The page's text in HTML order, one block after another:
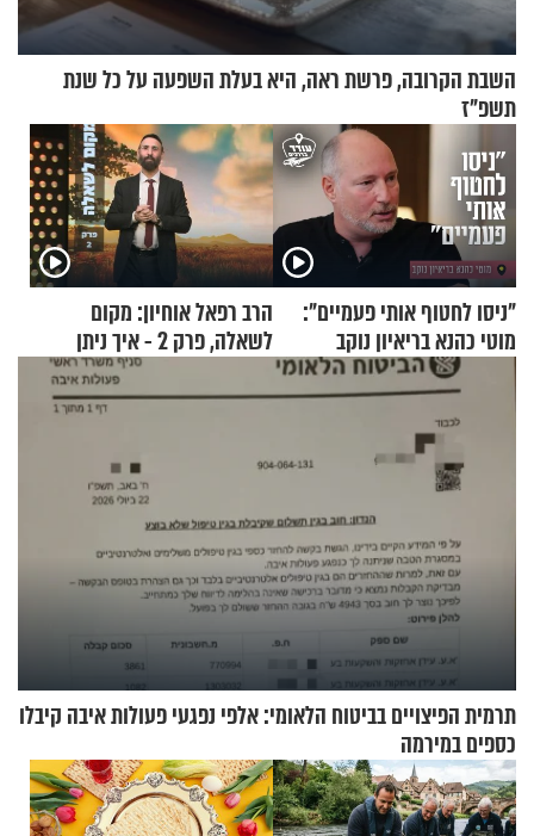
השבת הקרובה, פרשת ראה, היא בעלת השפעה על כל שנת
תשפ"ז
"ניסו לחטוף אותי פעמיים":
מוטי כהנא בריאיון נוקב
הרב רפאל אוחיון: מקום
לשאלה, פרק 2 - איך ניתן
להוכיח שהתורה משמיים?
תרמית הפיצויים בביטוח הלאומי: אלפי נפגעי פעולות איבה קיבלו
כספים במירמה